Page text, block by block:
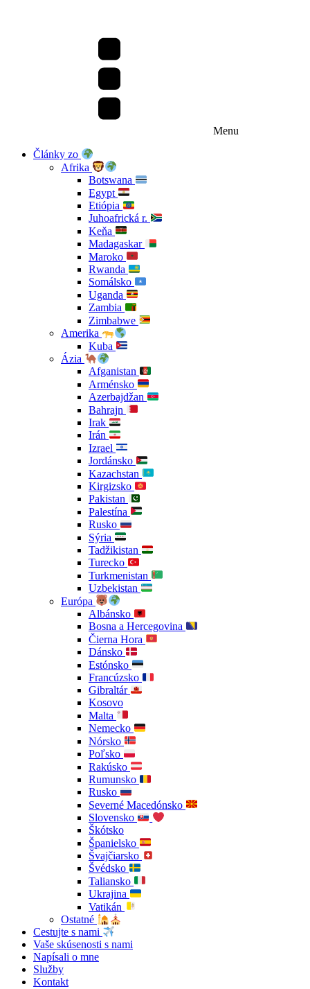
Menu
Články zo
Afrika
Botswana
Egypt
Etiópia
Juhoafrická r.
Keňa
Madagaskar
Maroko
Rwanda
Somálsko
Uganda
Zambia
Zimbabwe
Amerika
Kuba
Ázia
Afganistan
Arménsko
Azerbajdžan
Bahrajn
Irak
Irán
Izrael
Jordánsko
Kazachstan
Kirgizsko
Pakistan
Palestína
Rusko
Sýria
Tadžikistan
Turecko
Turkmenistan
Uzbekistan
Európa
Albánsko
Bosna a Hercegovina
Čierna Hora
Dánsko
Estónsko
Francúzsko
Gibraltár
Kosovo
Malta
Nemecko
Nórsko
Poľsko
Rakúsko
Rumunsko
Rusko
Severné Macedónsko
Slovensko
Škótsko
Španielsko
Švajčiarsko
Švédsko
Taliansko
Ukrajina
Vatikán
Ostatné
Cestujte s nami
Vaše skúsenosti s nami
Napísali o mne
Služby
Kontakt